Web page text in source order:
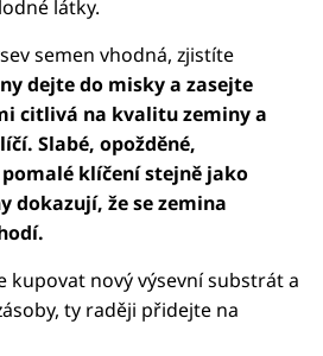
látky.
semen vhodná, zjistíte
dejte do misky a zasejte
citlivá na kvalitu zeminy a
Slabé, opožděné,
klíčení stejně jako
dokazují, že se zemina
kupovat nový výsevní substrát a
ty raději přidejte na